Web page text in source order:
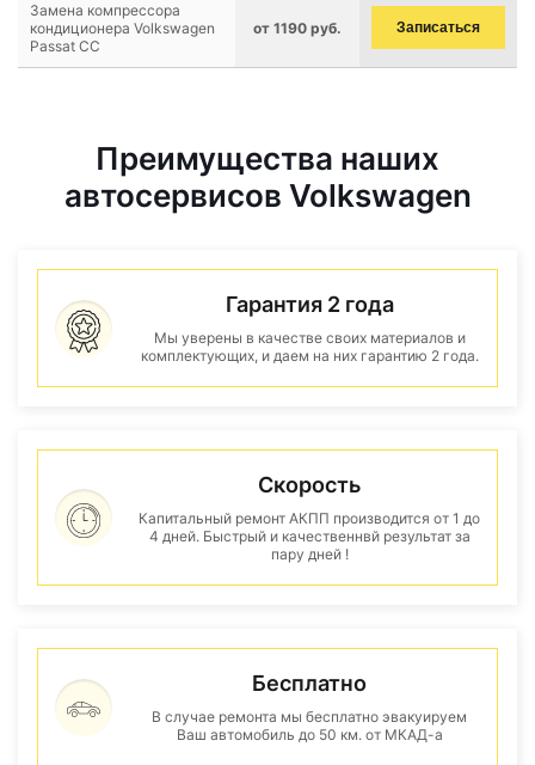
Замена компрессора
кондиционера Volkswagen
Passat CC
от 1190 руб. Записаться
Преимущества наших
автосервисов Volkswagen
Гарантия 2 года
Мы уверены в качестве своих материалов и
комплектующих, и даем на них гарантию 2 года.
Скорость
Капитальный ремонт АКПП производится от 1 до
4 дней. Быстрый и качественнвй результат за
пару дней !
Бесплатно
В случае ремонта мы бесплатно эвакуируем
Ваш автомобиль до 50 км. от МКАД-а